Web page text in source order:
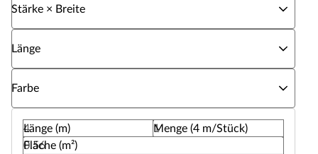
Stärke × Breite
Länge
Farbe
Länge (m)
Menge (4 m/Stück)
Fläche (m²)